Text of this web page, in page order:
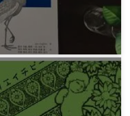
ング C#』 その5 コレ